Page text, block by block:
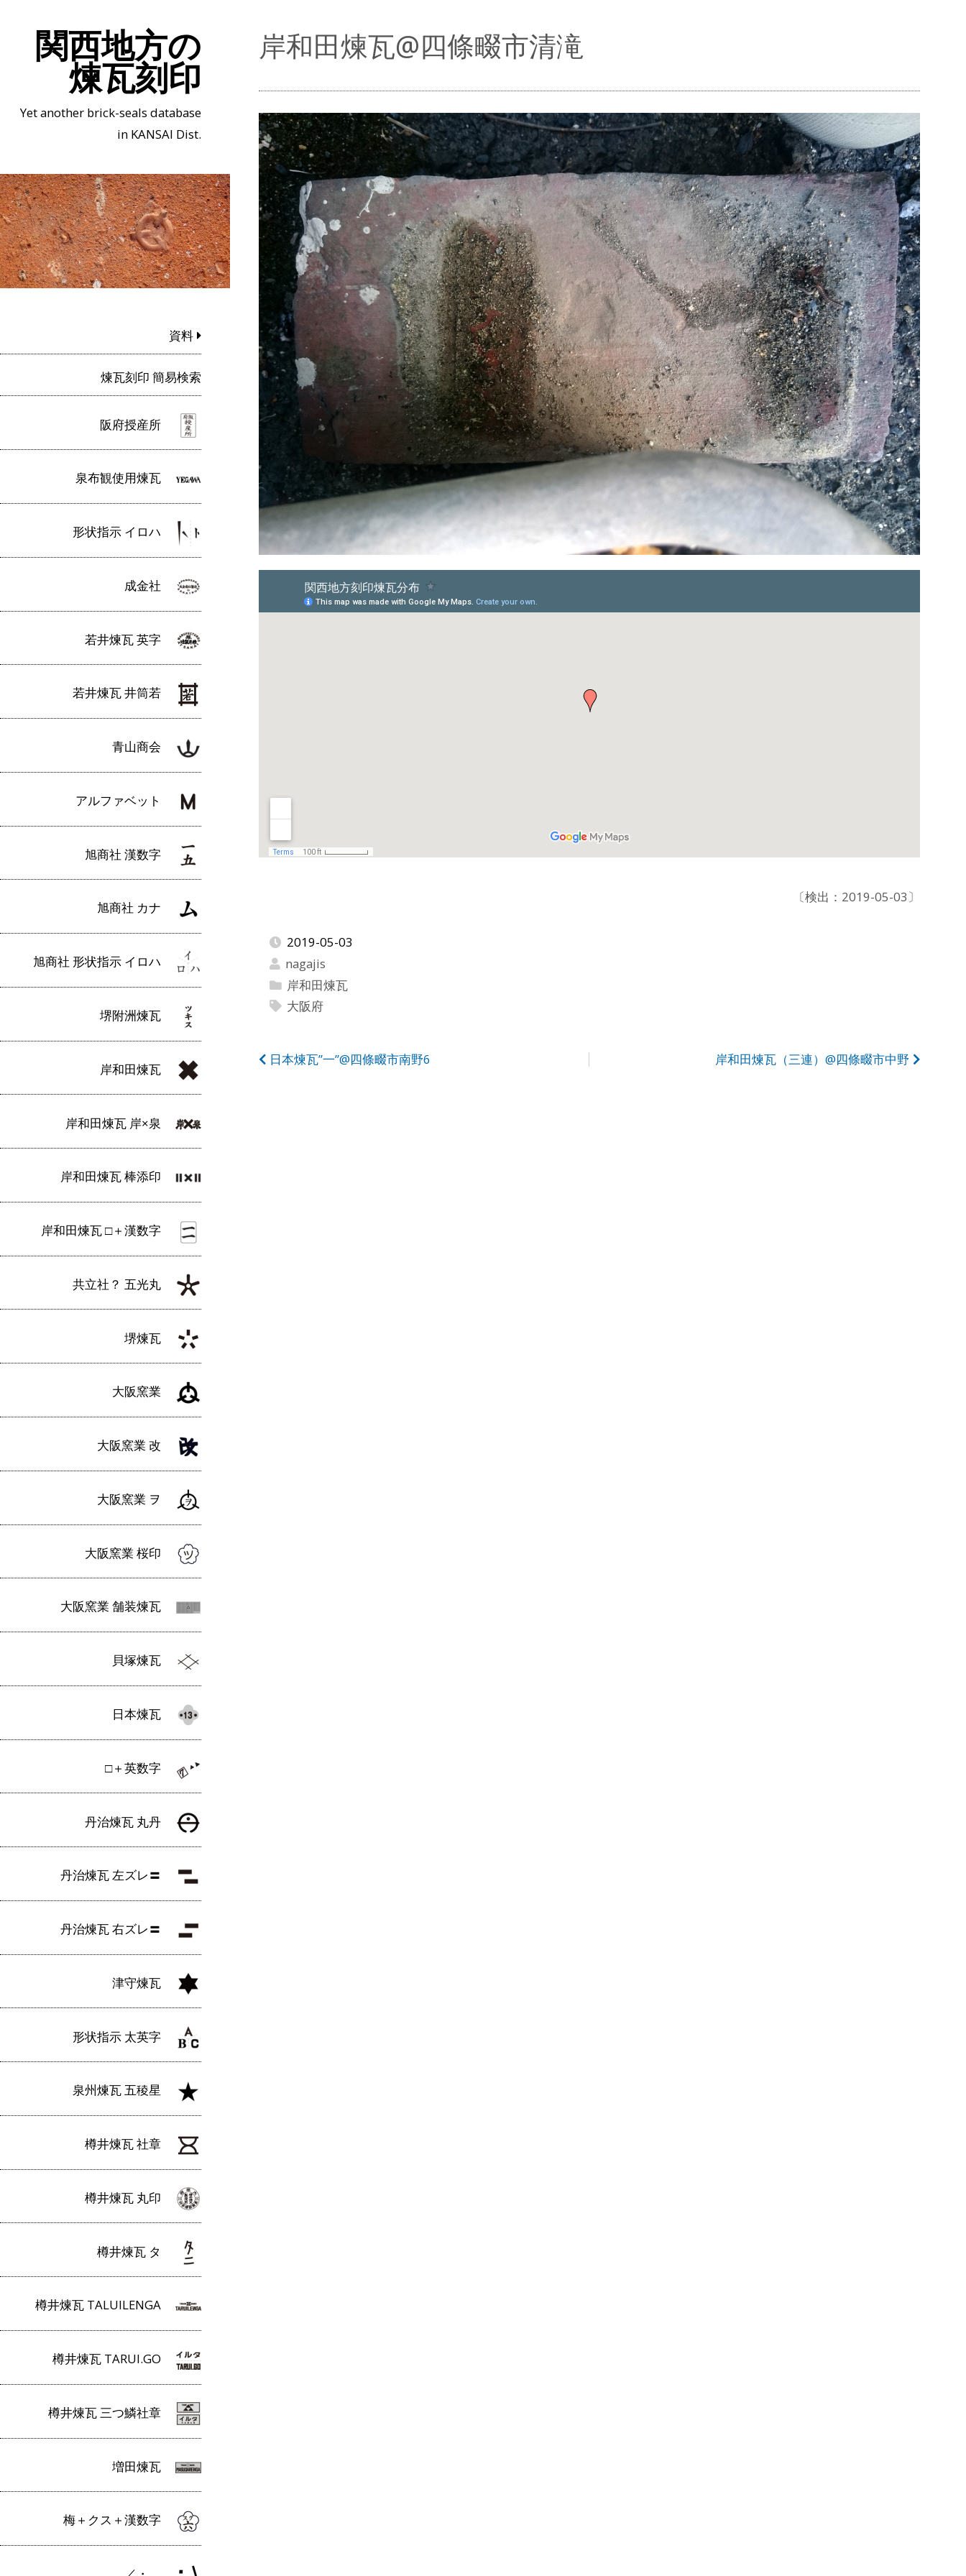
関西地方の
煉瓦刻印
Yet another brick-seals database
in KANSAI Dist.
資料
煉瓦刻印 簡易検索
阪府授産所
泉布観使用煉瓦
形状指示 イロハ
成金社
若井煉瓦 英字
若井煉瓦 井筒若
青山商会
アルファベット
旭商社 漢数字
旭商社 カナ
旭商社 形状指示 イロハ
堺附洲煉瓦
岸和田煉瓦
岸和田煉瓦 岸×泉
岸和田煉瓦 棒添印
岸和田煉瓦 □＋漢数字
共立社？ 五光丸
堺煉瓦
大阪窯業
大阪窯業 改
大阪窯業 ヲ
大阪窯業 桜印
大阪窯業 舗装煉瓦
貝塚煉瓦
日本煉瓦
□＋英数字
丹治煉瓦 丸丹
丹治煉瓦 左ズレ〓
丹治煉瓦 右ズレ〓
津守煉瓦
形状指示 太英字
泉州煉瓦 五稜星
樽井煉瓦 社章
樽井煉瓦 丸印
樽井煉瓦 タ
樽井煉瓦 TALUILENGA
樽井煉瓦 TARUI.GO
樽井煉瓦 三つ鱗社章
増田煉瓦
梅＋クス＋漢数字
岸和田煉瓦@四條畷市清滝
〔検出：2019-05-03〕
2019-05-03
nagajis
岸和田煉瓦
大阪府
投
岸和田煉瓦（三連）@四條畷市中野
日本煉瓦”一”@四條畷市南野6